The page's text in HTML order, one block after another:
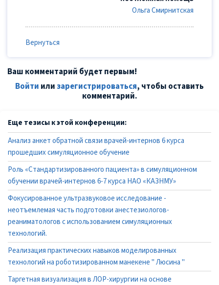
Ольга Смирнитская
Вернуться
Ваш комментарий будет первым!
Войти илизарегистрироваться, чтобы оставить
комментарий.
Еще тезисы к этой конференции:
Анализ анкет обратной связи врачей-интернов 6 курса
прошедших симуляционное обучение
Роль «Стандартизированного пациента» в симуляционном
обучении врачей-интернов 6-7 курса НАО «КАЗНМУ»
Фокусированное ультразвуковое исследование -
неотъемлемая часть подготовки анестезиологов-
реаниматологов с использованием симуляционных
технологий.
Реализация практических навыков моделированных
технологий на роботизированном манекене " Люсина "
Таргетная визуализация в ЛОР-хирургии на основе